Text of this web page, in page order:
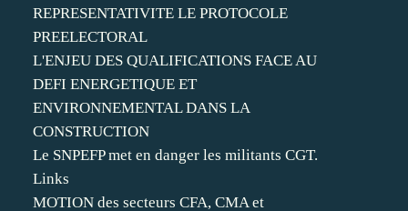
REPRESENTATIVITE LE PROTOCOLE
PREELECTORAL
L'ENJEU DES QUALIFICATIONS FACE AU
DEFI ENERGETIQUE ET
ENVIRONNEMENTAL DANS LA
CONSTRUCTION
Le SNPEFP met en danger les militants CGT.
Links
MOTION des secteurs CFA, CMA et